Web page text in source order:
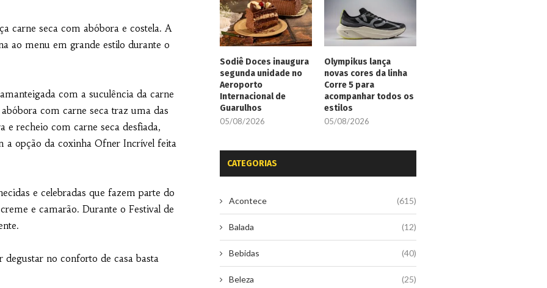
carne seca com abóbora e costela. A
ao menu em grande estilo durante o
com a suculência da carne
com carne seca traz uma das
e recheio com carne seca desfiada,
a opção da coxinha Ofner Incrível feita
e celebradas que fazem parte do
e camarão. Durante o Festival de
degustar no conforto de casa basta
Sodiê Doces inaugura
segunda unidade no
Aeroporto
Internacional de
Guarulhos
05/08/2026
Olympikus lança
novas cores da linha
Corre 5 para
acompanhar todos os
estilos
05/08/2026
CATEGORIAS
Acontece (615)
Balada (12)
Bebidas (40)
Beleza (25)